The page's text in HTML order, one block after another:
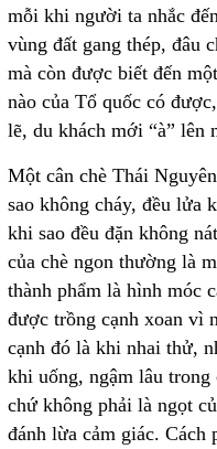
mỗi khi người ta nhắc
vùng đất gang thép, đâu
mà còn được biết đến
nào của Tổ quốc có
lẽ, du khách mới “à” lên
Một cân chè Thái
sao không cháy, đều lửa
khi sao đều đặn không
của chè ngon thường là
thành phẩm là hình móc
được trồng cạnh xoan vì
cạnh đó là khi nhai thử,
khi uống, ngậm lâu trong
chứ không phải là ngọt
đánh lừa cảm giác. Cách